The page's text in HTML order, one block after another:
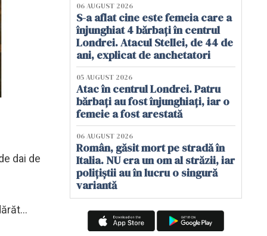
dai de
06 AUGUST 2026
S-a aflat cine este femeia care a
înjunghiat 4 bărbați în centrul
Londrei. Atacul Stellei, de 44 de
ani, explicat de anchetatori
05 AUGUST 2026
Atac în centrul Londrei. Patru
bărbați au fost înjunghiați, iar o
femeie a fost arestată
06 AUGUST 2026
Român, găsit mort pe stradă în
Italia. NU era un om al străzii, iar
polițiștii au în lucru o singură
variantă